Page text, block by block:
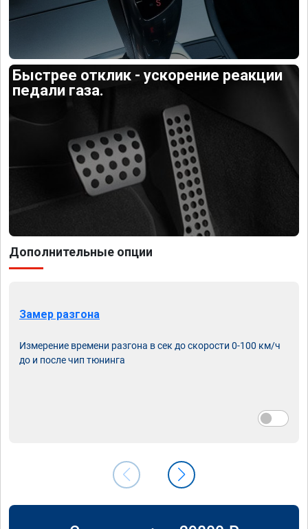
Быстрее отклик - ускорение реакции
педали газа.
Дополнительные опции
Замер разгона
Измерение времени разгона в сек до скорости 0-100 км/ч
до и после чип тюнинга